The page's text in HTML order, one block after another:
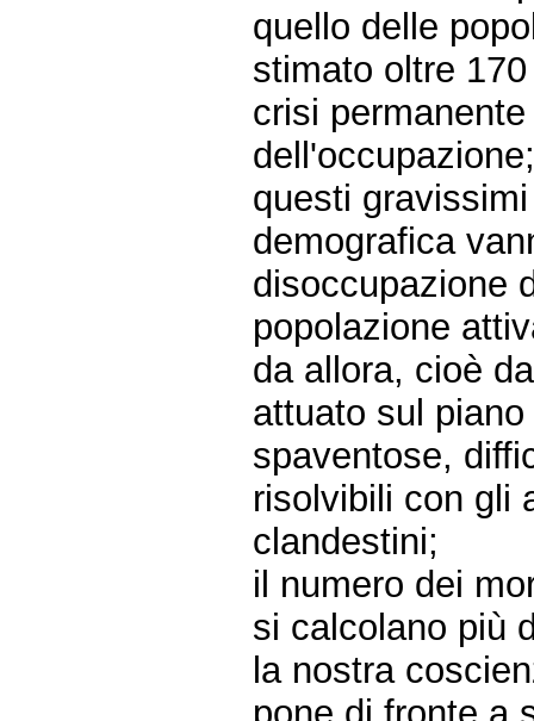
quello delle
stimato oltre
crisi
questi
demografica
disoccupazione
popolazione
da allora, cioè
attuato sul
spaventose,
risolvibili con gli
clandestini;
il numero dei
si calcolano più
la nostra